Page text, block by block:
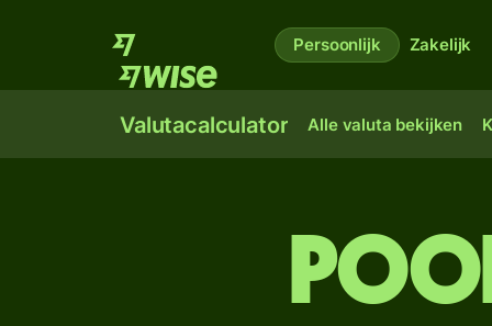
Persoonlijk Zakelijk
Valutacalculator Alle valuta bekijken